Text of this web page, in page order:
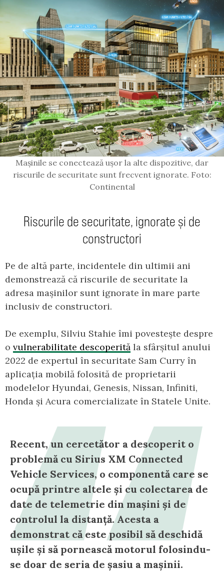
Mașinile se conectează ușor la alte dispozitive, dar
riscurile de securitate sunt frecvent ignorate. Foto:
Continental
Riscurile de securitate, ignorate și de
constructori
Pe de altă parte, incidentele din ultimii ani
demonstrează că riscurile de securitate la
adresa mașinilor sunt ignorate în mare parte
inclusiv de constructori.
De exemplu, Silviu Stahie îmi povestește despre
o vulnerabilitate descoperită la sfârșitul anului
2022 de expertul în securitate Sam Curry în
aplicația mobilă folosită de proprietarii
modelelor Hyundai, Genesis, Nissan, Infiniti,
Honda și Acura comercializate în Statele Unite.
Recent, un cercetător a descoperit o
problemă cu Sirius XM Connected
Vehicle Services, o componentă care se
ocupă printre altele și cu colectarea de
date de telemetrie din mașini și de
controlul la distanță. Acesta a
demonstrat că este posibil să deschidă
ușile și să pornească motorul folosindu-
se doar de seria de șasiu a mașinii.